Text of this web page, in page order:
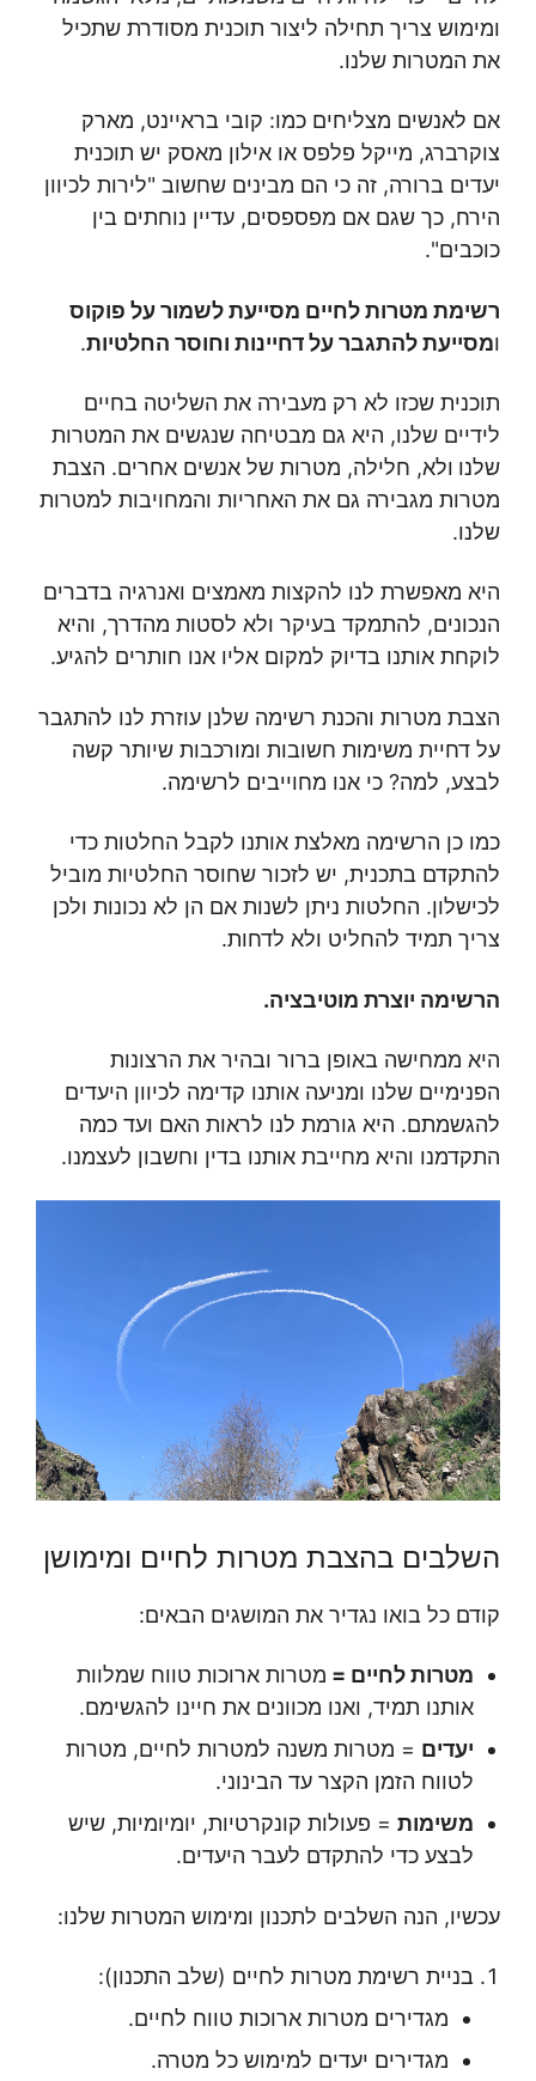
ומימוש צריך תחילה ליצור תוכנית מסודרת שתכיל
את המטרות שלנו.
אם לאנשים מצליחים כמו: קובי בראיינט, מארק
צוקרברג, מייקל פלפס או אילון מאסק יש תוכנית
יעדים ברורה, זה כי הם מבינים שחשוב "לירות לכיוון
הירח, כך שגם אם מפספסים, עדיין נוחתים בין
כוכבים".
רשימת מטרות לחיים מסייעת לשמור על פוקוס
ומסייעת להתגבר על דחיינות וחוסר החלטיות.
תוכנית שכזו לא רק מעבירה את השליטה בחיים
לידיים שלנו, היא גם מבטיחה שנגשים את המטרות
שלנו ולא, חלילה, מטרות של אנשים אחרים. הצבת
מטרות מגבירה גם את האחריות והמחויבות למטרות
שלנו.
היא מאפשרת לנו להקצות מאמצים ואנרגיה בדברים
הנכונים, להתמקד בעיקר ולא לסטות מהדרך, והיא
לוקחת אותנו בדיוק למקום אליו אנו חותרים להגיע.
הצבת מטרות והכנת רשימה שלנן עוזרת לנו להתגבר
על דחיית משימות חשובות ומורכבות שיותר קשה
לבצע, למה? כי אנו מחוייבים לרשימה.
כמו כן הרשימה מאלצת אותנו לקבל החלטות כדי
להתקדם בתכנית, יש לזכור שחוסר החלטיות מוביל
לכישלון. החלטות ניתן לשנות אם הן לא נכונות ולכן
צריך תמיד להחליט ולא לדחות.
הרשימה יוצרת מוטיבציה.
היא ממחישה באופן ברור ובהיר את הרצונות
הפנימיים שלנו ומניעה אותנו קדימה לכיוון היעדים
להגשמתם. היא גורמת לנו לראות האם ועד כמה
התקדמנו והיא מחייבת אותנו בדין וחשבון לעצמנו.
השלבים בהצבת מטרות לחיים ומימושן
קודם כל בואו נגדיר את המושגים הבאים:
מטרות לחיים = מטרות ארוכות טווח שמלוות
אותנו תמיד, ואנו מכוונים את חיינו להגשימם.
יעדים = מטרות משנה למטרות לחיים, מטרות
לטווח הזמן הקצר עד הבינוני.
משימות= פעולות קונקרטיות, יומיומיות, שיש
לבצע כדי להתקדם לעבר היעדים.
עכשיו, הנה השלבים לתכנון ומימוש המטרות שלנו:
בניית רשימת מטרות לחיים (שלב התכנון):
מגדירים מטרות ארוכות טווח לחיים.
מגדירים יעדים למימוש כל מטרה.